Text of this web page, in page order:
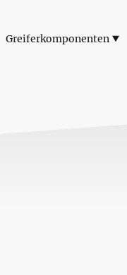
Greiferkomponenten